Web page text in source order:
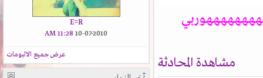
مشاهدة المحادثة
E=R
10-07-2010
11:28 AM
عرض جميع الالبومات